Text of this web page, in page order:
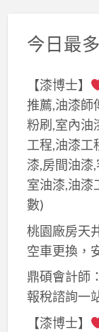
今日最
【漆博士】
推薦,油漆師
粉刷,室內油
工程,油漆工
漆,房間油漆
室油漆,油漆
數)
桃園廠房天
空車更換，
鼎碩會計師
報稅諮詢一
【漆博士】